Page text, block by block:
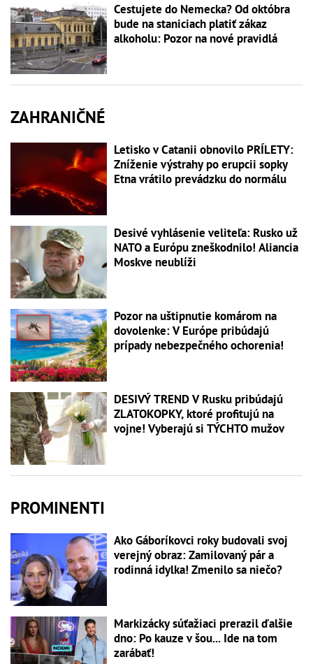
Cestujete do Nemecka? Od októbra
bude na staniciach platiť zákaz
alkoholu: Pozor na nové pravidlá
ZAHRANIČNÉ
Letisko v Catanii obnovilo PRÍLETY:
Zníženie výstrahy po erupcii sopky
Etna vrátilo prevádzku do normálu
Desivé vyhlásenie veliteľa: Rusko už
NATO a Európu zneškodnilo! Aliancia
Moskve neublíži
Pozor na uštipnutie komárom na
dovolenke: V Európe pribúdajú
prípady nebezpečného ochorenia!
DESIVÝ TREND V Rusku pribúdajú
ZLATOKOPKY, ktoré profitujú na
vojne! Vyberajú si TÝCHTO mužov
PROMINENTI
Ako Gáboríkovci roky budovali svoj
verejný obraz: Zamilovaný pár a
rodinná idylka! Zmenilo sa niečo?
Markizácky súťažiaci prerazil ďalšie
dno: Po kauze v šou... Ide na tom
zarábať!